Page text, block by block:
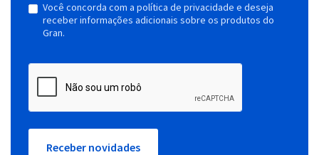
Você concorda com a política de privacidade e deseja
receber informações adicionais sobre os produtos do
Gran.
Receber novidades